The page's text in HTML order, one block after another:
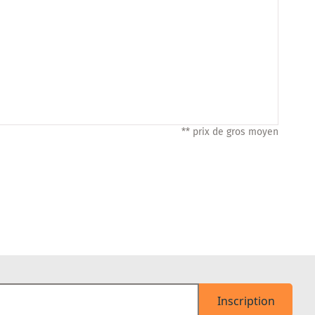
** prix de gros moyen
Inscription